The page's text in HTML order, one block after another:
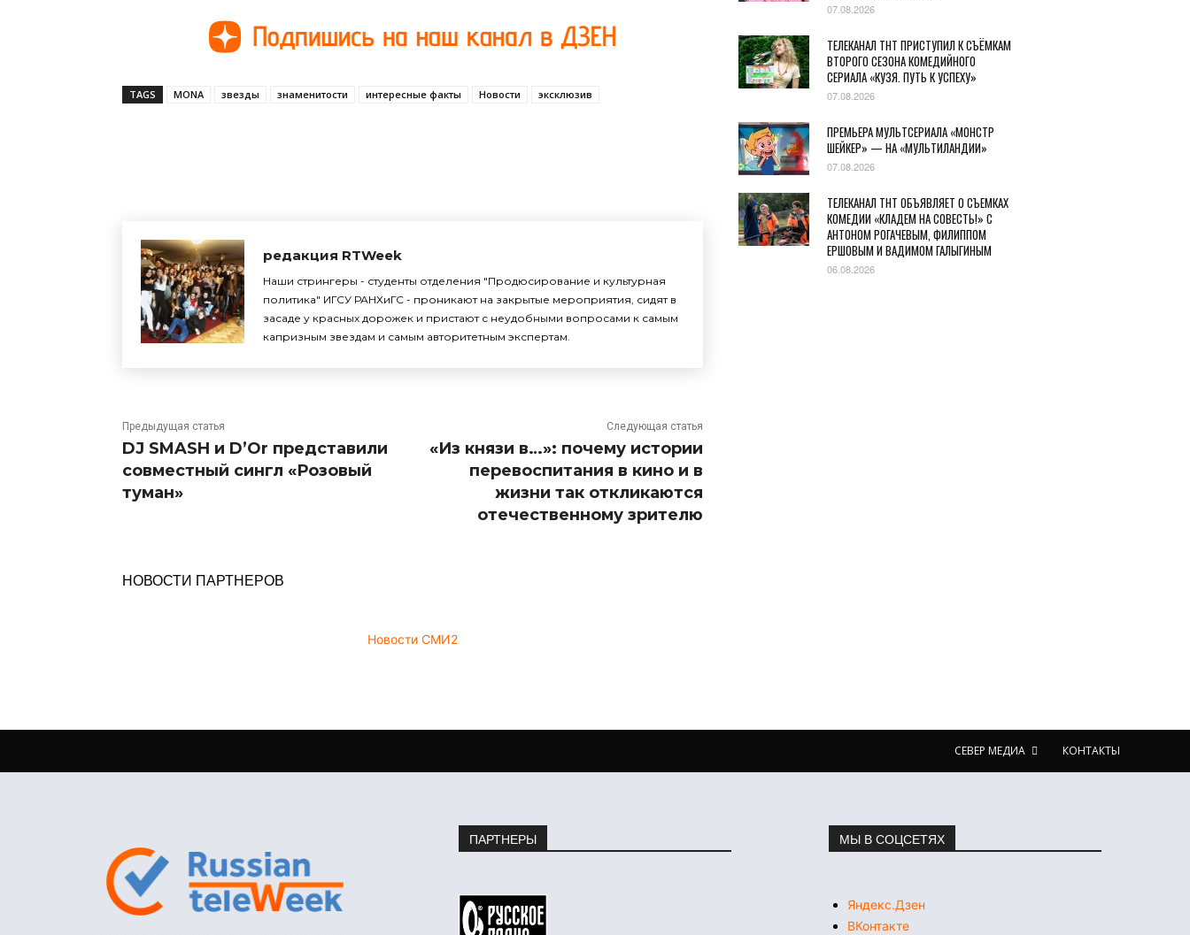
TAGS MONA звезды знаменитости интересные факты Новости эксклюзив
редакция RTWeek
Наши стрингеры - студенты отделения "Продюсирование и культурная
политика" ИГСУ РАНХиГС - проникают на закрытые мероприятия, сидят в
засаде у красных дорожек и пристают с неудобными вопросами к самым
капризным звездам и самым авторитетным экспертам.
Предыдущая статья
DJ SMASH и D’Or представили
совместный сингл «Розовый
туман»
Следующая статья
«Из князи в…»: почему истории
перевоспитания в кино и в
жизни так откликаются
отечественному зрителю
НОВОСТИ ПАРТНЕРОВ
Новости СМИ2
07.08.2026
ТЕЛЕКАНАЛ ТНТ ПРИСТУПИЛ К СЪЁМКАМ
ВТОРОГО СЕЗОНА КОМЕДИЙНОГО
СЕРИАЛА «КУЗЯ. ПУТЬ К УСПЕХУ»
07.08.2026
ПРЕМЬЕРА МУЛЬТСЕРИАЛА «МОНСТР
ШЕЙКЕР» — НА «МУЛЬТИЛАНДИИ»
07.08.2026
ТЕЛЕКАНАЛ ТНТ ОБЪЯВЛЯЕТ О СЪЕМКАХ
КОМЕДИИ «КЛАДЕМ НА СОВЕСТЬ!» С
АНТОНОМ РОГАЧЕВЫМ, ФИЛИППОМ
ЕРШОВЫМ И ВАДИМОМ ГАЛЫГИНЫМ
06.08.2026
СЕВЕР МЕДИА КОНТАКТЫ
ПАРТНЕРЫ МЫ В СОЦСЕТЯХ
Яндекс.Дзен
ВКонтакте